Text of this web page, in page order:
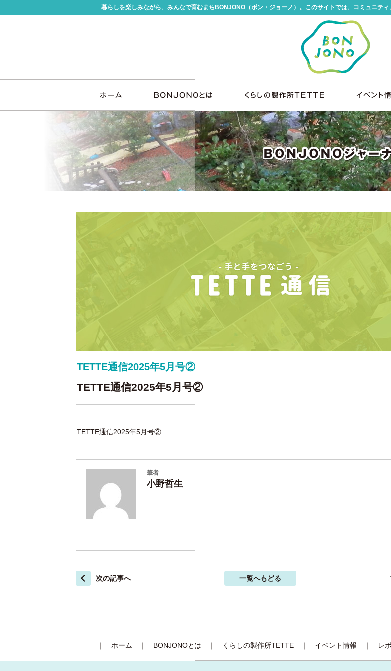
暮らしを楽しみながら、みんなで育むまちBONJONO（ボン・ジョーノ）。このサイトでは、コミュニテ
TETTE通信2025年5月号②
TETTE通信2025年5月号②
TETTE通信2025年5月号②
筆者
小野哲生
次の記事へ 一覧へもどる
｜ ホーム ｜ BONJONOとは ｜ くらしの製作所TETTE｜ イベント情報 ｜ レ